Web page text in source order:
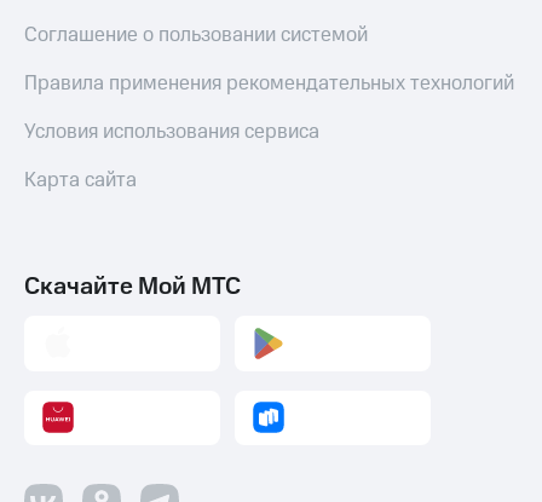
Соглашение о пользовании системой
Правила применения рекомендательных технологий
Условия использования сервиса
Карта сайта
Скачайте Мой МТС